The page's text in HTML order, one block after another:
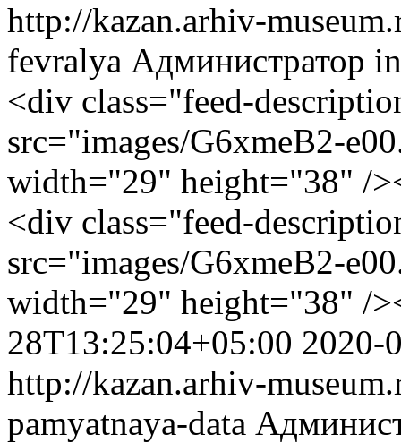
http://kazan.arhiv-
fevralya Администратор
<div class="feed-
src="images/G6xmeB2-
width="29" height="38" /
<div class="feed-
src="images/G6xmeB2-
width="29" height="38" /
28T13:25:04+05:00 2020-
http://kazan.arhiv-
pamyatnaya-data